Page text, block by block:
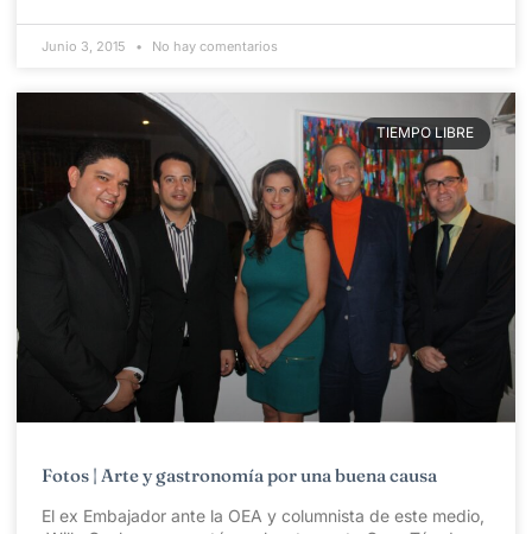
Junio 3, 2015 No hay comentarios
TIEMPO LIBRE
Fotos | Arte y gastronomía por una buena causa
El ex Embajador ante la OEA y columnista de este medio,